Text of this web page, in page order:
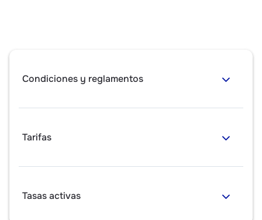
Condiciones y reglamentos
Tarifas
Tasas activas